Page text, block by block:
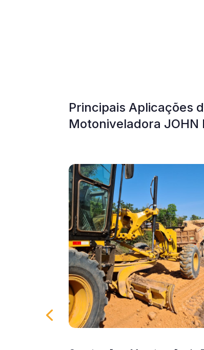
Principais Aplicações
Motoniveladora JOHN